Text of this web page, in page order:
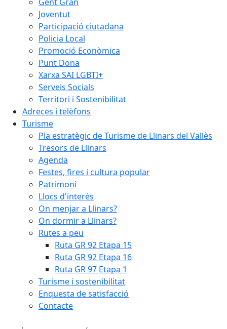
Joventut
Participació ciutadana
Policia Local
Promoció Econòmica
Punt Dona
Xarxa SAI LGBTI+
Serveis Socials
Territori i Sostenibilitat
Adreces i telèfons
Turisme
Pla estratègic de Turisme de Llinars del Vallès
Tresors de Llinars
Agenda
Festes, fires i cultura popular
Patrimoni
Llocs d'interès
On menjar a Llinars?
On dormir a Llinars?
Rutes a peu
Ruta GR 92 Etapa 15
Ruta GR 92 Etapa 16
Ruta GR 97 Etapa 1
Turisme i sostenibilitat
Enquesta de satisfacció
Contacte